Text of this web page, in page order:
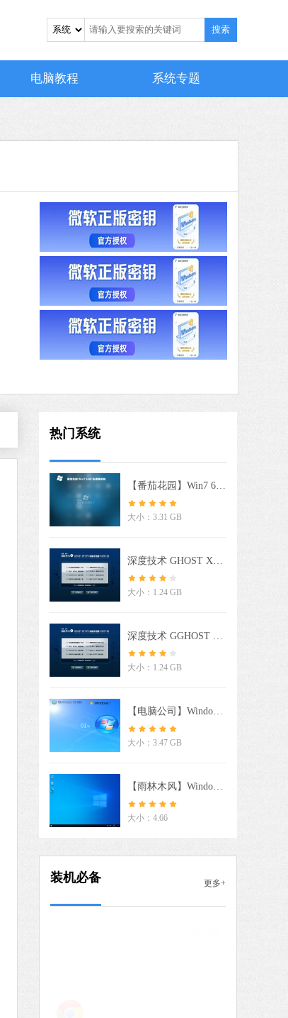
搜索
电脑教程 系统专题
热门系统
【番茄花园】Win7 64位 快速稳定版
大小：3.31 GB
深度技术 GHOST XP SP3 电脑专用版 V2017.03
大小：1.24 GB
深度技术 GGHOST XP SP3 电脑专用版 V2017.02
大小：1.24 GB
【电脑公司】Windows7 64位 免费旗舰版
大小：3.47 GB
【雨林木风】Windows10 64位稳定版系统
大小：4.66
装机必备 更多+
下载
搜狗输入法
爱奇艺
软件大小：77.08 MB
软件语言：简体中文
软件语言：简体中文
下载
驱动人生
搜狗输入法
下载